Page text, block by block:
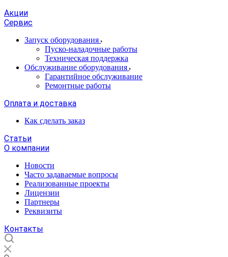
Акции
Сервис
Запуск оборудования
Пуско-наладочные работы
Техническая поддержка
Обслуживание оборудования
Гарантийное обслуживание
Ремонтные работы
Оплата и доставка
Как сделать заказ
Статьи
О компании
Новости
Часто задаваемые вопросы
Реализованные проекты
Лицензии
Партнеры
Реквизиты
Контакты